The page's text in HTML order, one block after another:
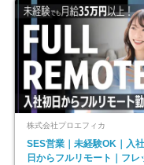
株式会社プロエフィカ
SES営業｜未経験OK｜入
日からフルリモート｜フレ